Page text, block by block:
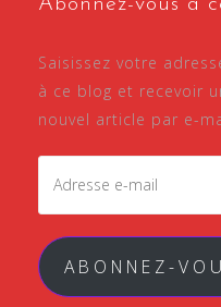
Abonnez-vous à
Saisissez votre
à ce blog et recevoir
nouvel article par e-
ABONNEZ-